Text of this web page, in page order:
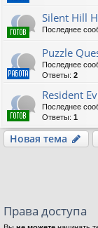
Silent Hill
Последнее
Puzzle
Последнее
Ответы: 2
Resident
Последнее
Ответы: 1
Новая тема
Права доступа